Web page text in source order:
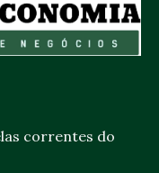
correntes do